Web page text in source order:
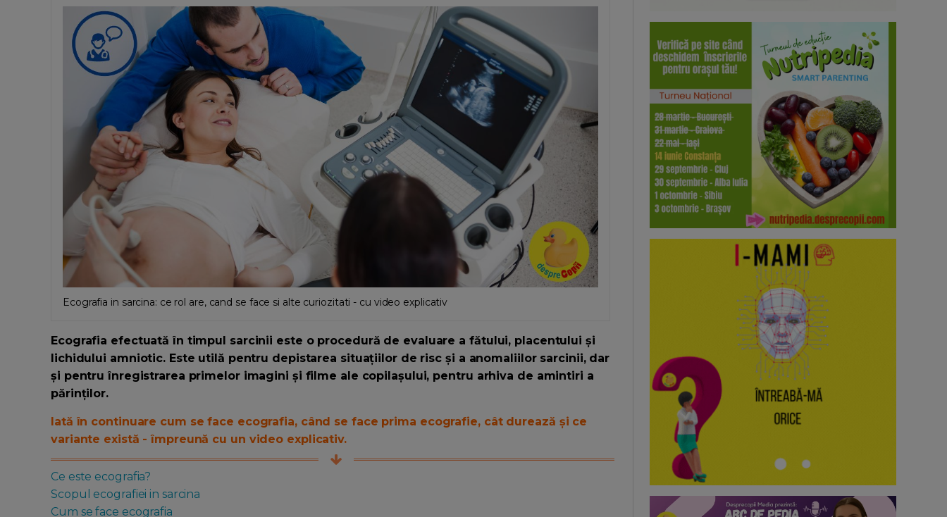
Ecografia in sarcina: ce rol are, cand se face si alte curiozitati - cu video explicativ
Ecografia efectuată în timpul sarcinii este o procedură de evaluare a fătului, placentului și
lichidului amniotic. Este utilă pentru depistarea situațiilor de risc și a anomaliilor sarcinii, dar
și pentru înregistrarea primelor imagini și filme ale copilașului, pentru arhiva de amintiri a
părinților.
Iată în continuare cum se face ecografia, când se face prima ecografie, cât durează și ce
variante există - împreună cu un video explicativ.
Ce este ecografia?
Scopul ecografiei in sarcina
Cum se face ecografia